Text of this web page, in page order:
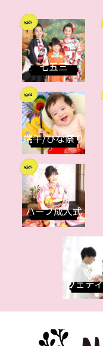
七五三
端午/ひな祭り
ハーフ成人式
ウェデ